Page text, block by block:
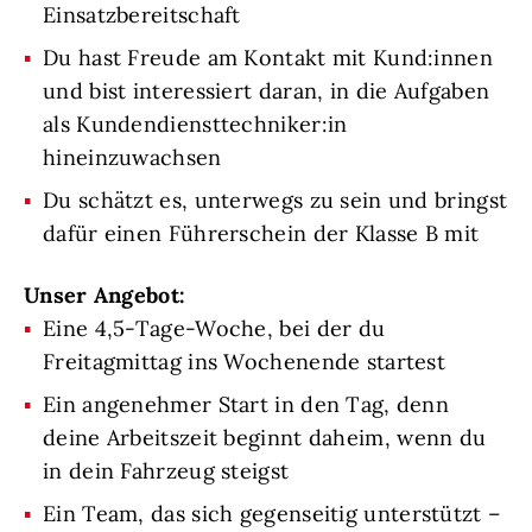
Einsatzbereitschaft
Du hast Freude am Kontakt mit Kund:innen
und bist interessiert daran, in die Aufgaben
als Kundendiensttechniker:in
hineinzuwachsen
Du schätzt es, unterwegs zu sein und bringst
dafür einen Führerschein der Klasse B mit
Unser Angebot:
Eine 4,5-Tage-Woche, bei der du
Freitagmittag ins Wochenende startest
Ein angenehmer Start in den Tag, denn
deine Arbeitszeit beginnt daheim, wenn du
in dein Fahrzeug steigst
Ein Team, das sich gegenseitig unterstützt –